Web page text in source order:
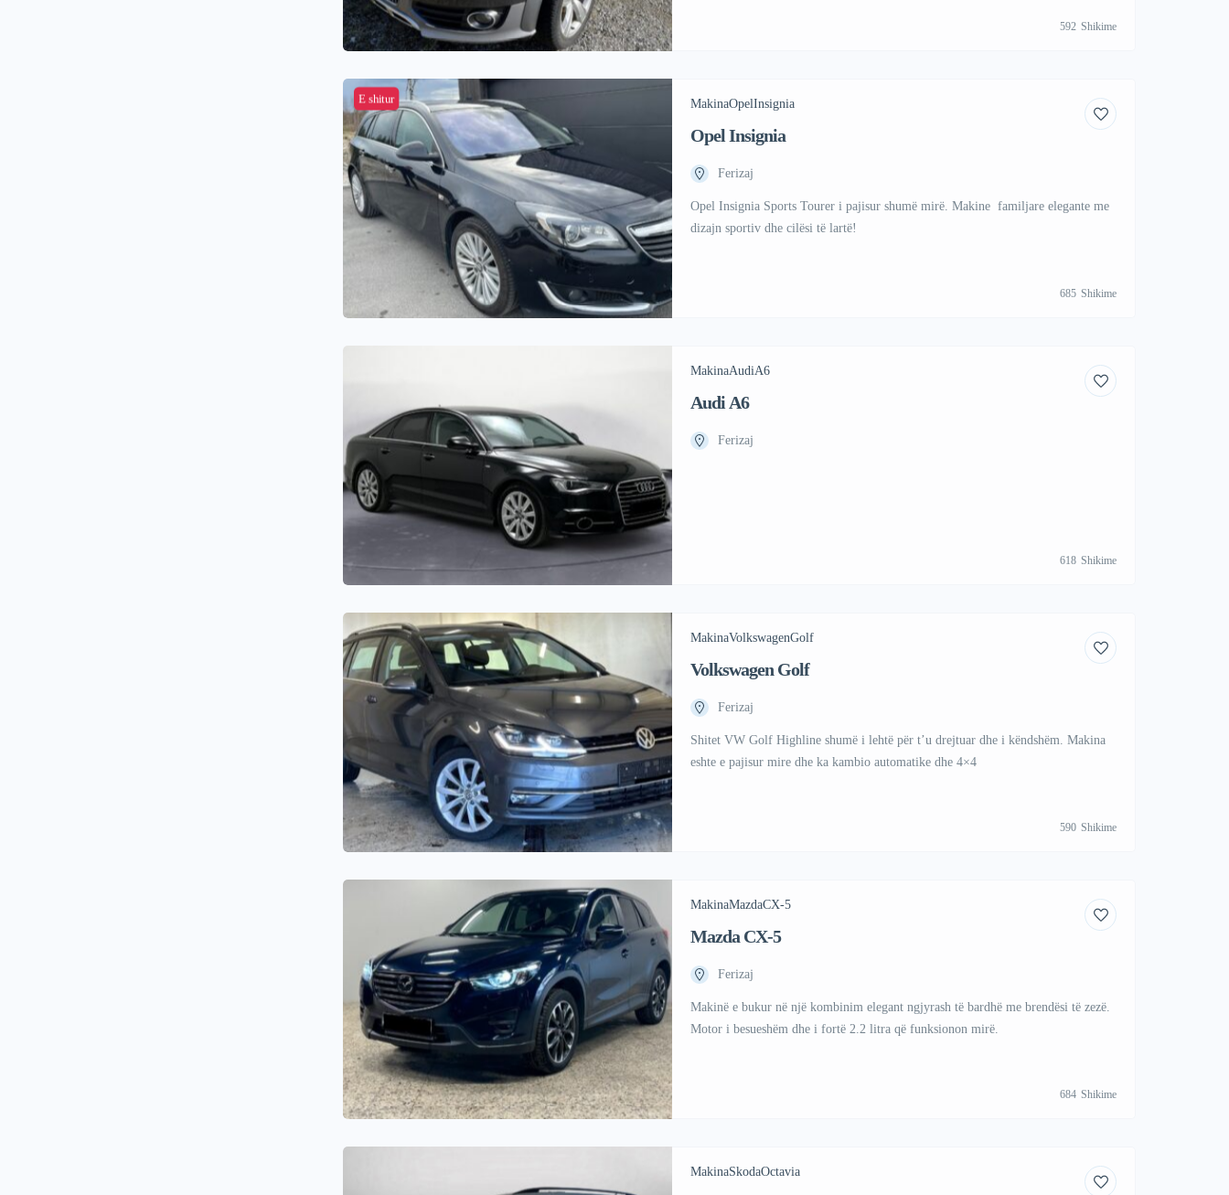
592 Shikime
E shitur MakinaOpelInsignia
Opel Insignia
Ferizaj
Opel Insignia Sports Tourer i pajisur shumë mirë. Makine familjare elegante me
dizajn sportiv dhe cilësi të lartë!
685 Shikime
MakinaAudiA6
Audi A6
Ferizaj
618 Shikime
MakinaVolkswagenGolf
Volkswagen Golf
Ferizaj
Shitet VW Golf Highline shumë i lehtë për t’u drejtuar dhe i këndshëm. Makina
eshte e pajisur mire dhe ka kambio automatike dhe 4×4
590 Shikime
MakinaMazdaCX-5
Mazda CX-5
Ferizaj
Makinë e bukur në një kombinim elegant ngjyrash të bardhë me brendësi të zezë.
Motor i besueshëm dhe i fortë 2.2 litra që funksionon mirë.
684 Shikime
MakinaSkodaOctavia